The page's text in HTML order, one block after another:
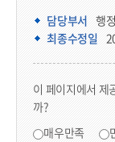
담당부서 행
최종수정일
이 페이지에서 제
까?
매우만족